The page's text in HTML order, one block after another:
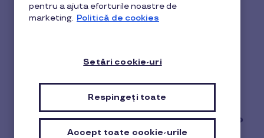
confidențialitate
Care este scopul acestei Politici?
pentru a ajuta eforturile noastre de
marketing. Politică de cookies
Setări cookie-uri
Respingeți toate
Accept toate cookie-urile